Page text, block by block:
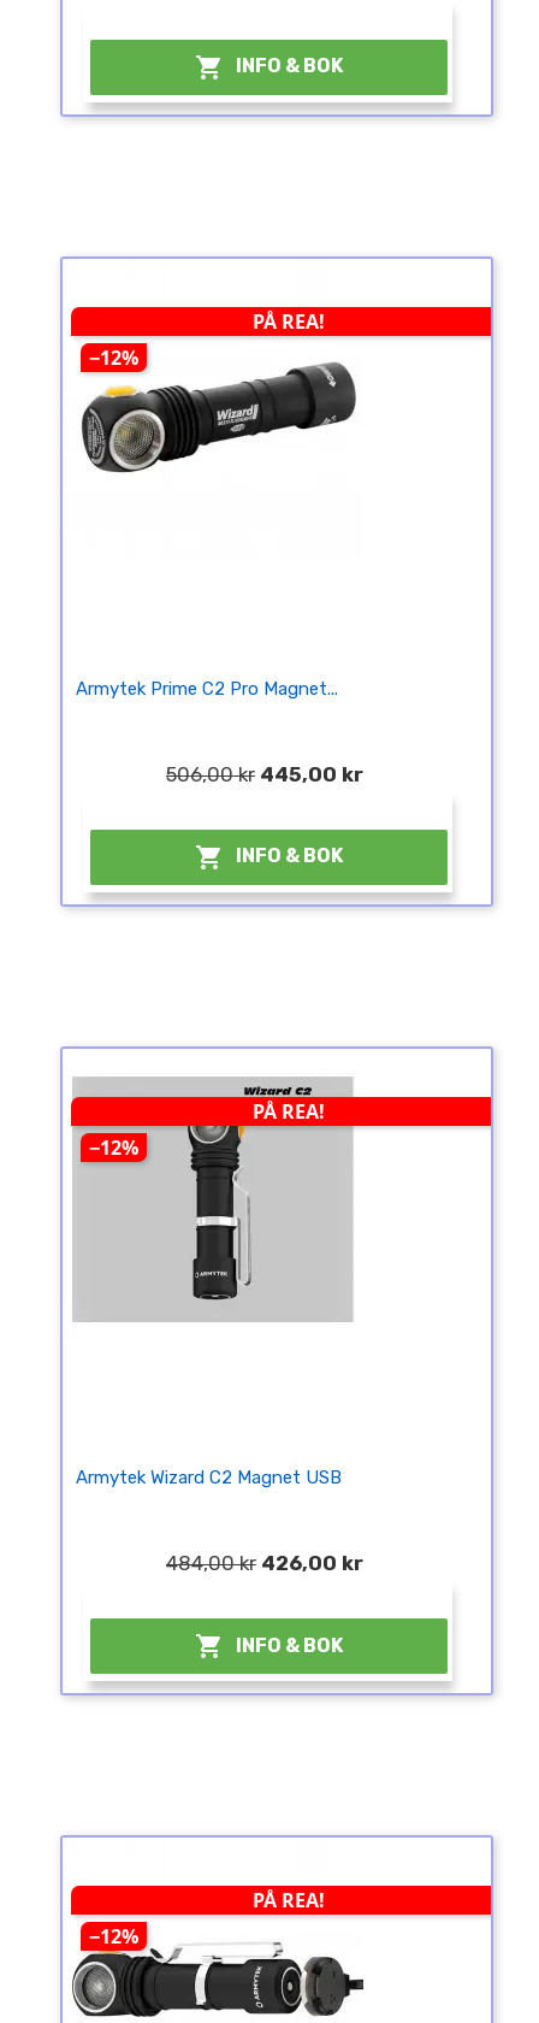
 INFO & BOK
PÅ REA!
−12%
Armytek Prime C2 Pro Magnet...
506,00 kr 445,00 kr
 INFO & BOK
PÅ REA!
−12%
Armytek Wizard C2 Magnet USB
484,00 kr 426,00 kr
 INFO & BOK
PÅ REA!
−12%